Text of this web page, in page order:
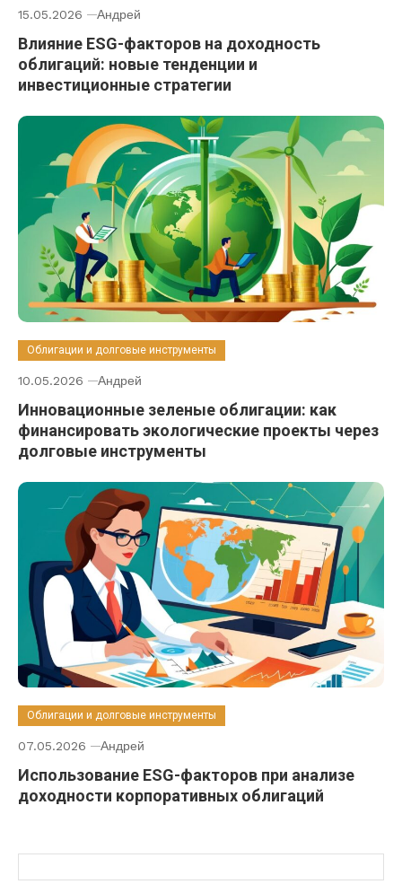
15.05.2026 Андрей
Влияние ESG-факторов на доходность
облигаций: новые тенденции и
инвестиционные стратегии
Облигации и долговые инструменты
10.05.2026 Андрей
Инновационные зеленые облигации: как
финансировать экологические проекты через
долговые инструменты
Облигации и долговые инструменты
07.05.2026 Андрей
Использование ESG-факторов при анализе
доходности корпоративных облигаций